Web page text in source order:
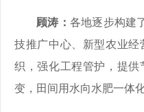
顾涛： 各地逐步构建
技推广中心、新型农业
织，强化工程管护，提
变，田间用水向水肥一体